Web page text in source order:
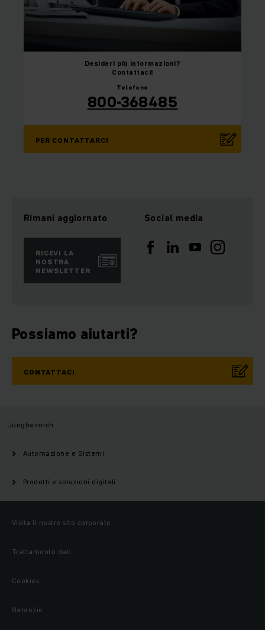
Desideri più informazioni?
Contattaci!
Telefono
800-368485
PER CONTATTARCI
Rimani aggiornato
RICEVI LA
NOSTRA
NEWSLETTER
Social media
Possiamo aiutarti?
CONTATTACI
Jungheinrich
Automazione e Sistemi
Prodotti e soluzioni digitali
Visita il nostro sito corporate
Trattamento dati
Cookies
Garanzie